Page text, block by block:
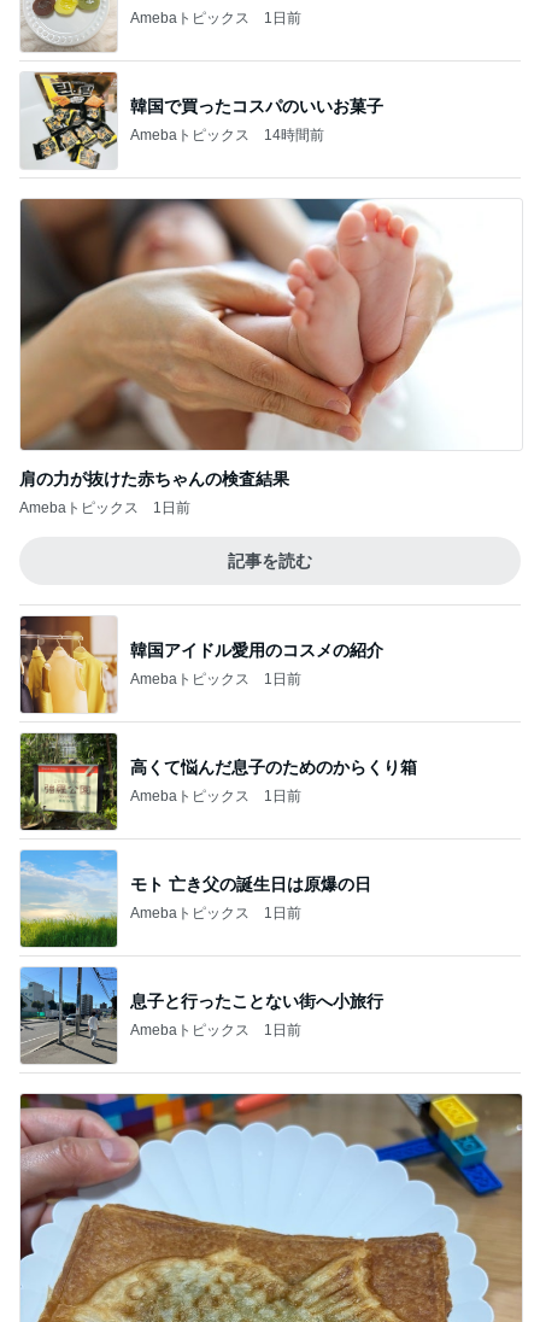
Amebaトピックス 1日前
韓国で買ったコスパのいいお菓子
Amebaトピックス 14時間前
肩の力が抜けた赤ちゃんの検査結果
Amebaトピックス 1日前
記事を読む
韓国アイドル愛用のコスメの紹介
Amebaトピックス 1日前
高くて悩んだ息子のためのからくり箱
Amebaトピックス 1日前
モト 亡き父の誕生日は原爆の日
Amebaトピックス 1日前
息子と行ったことない街へ小旅行
Amebaトピックス 1日前